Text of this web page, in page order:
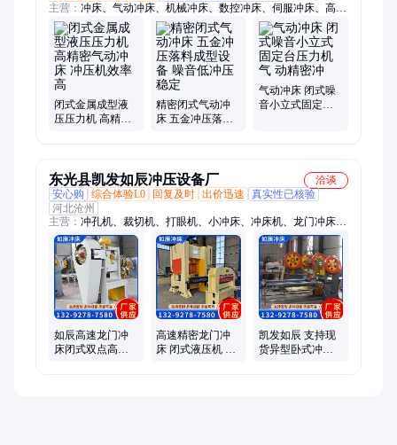
主营： 冲床、气动冲床、机械冲床、数控冲床、伺服冲床、高性
能冲床、冲孔机、压力机
闭式金属成型液
压压力机 高精密
精密闭式气动冲
床 五金冲压落料
气动冲床 闭式噪
音小立式固定台
东光县凯发如辰冲压设备厂
洽谈
安心购
综合体验L0 回复及时 出价迅速
真实性已核验
河北沧州
主营： 冲孔机、裁切机、打眼机、小冲床、冲床机、龙门冲床、
冲剪机、筛网片、烧纸机、小导机、过滤网、小捣机、钱打眼、
火纸机、钱纸机、迷信纸、钢板网、防盗网、海绵垫、后备轮、
压花机、收口网、压力机、打钱机、爬架网
如辰高速龙门冲
床闭式双点高气
高速精密龙门冲
床 闭式液压机 液
凯发如辰 支持现
货异型卧式冲床